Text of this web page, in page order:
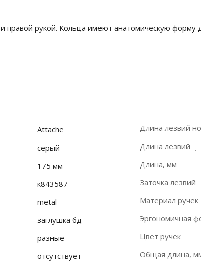
правой рукой. Кольца имеют анатомическую
Attache
серый
175 мм
к843587
metal
заглушка бд
разные
отсутствует
Длина лезвий
Длина лезвий
Длина, мм
Заточка лезвий
Материал ручек
Эргономичная
Цвет ручек
Общая длина,